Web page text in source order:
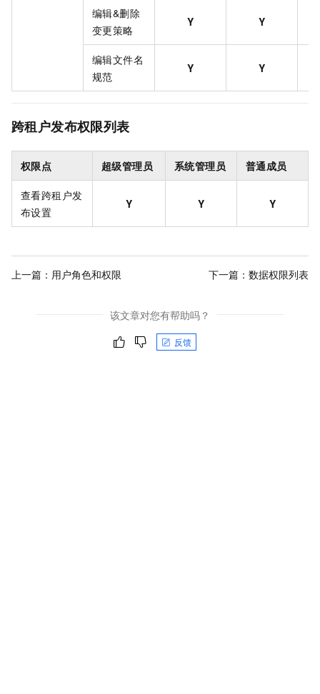
编辑&删除
变更策略
Y Y
编辑文件名
规范
Y Y
跨租户发布权限列表
权限点 超级管理员 系统管理员 普通成员
查看跨租户发
布设置
Y Y Y
上一篇： 用户角色和权限 下一篇： 数据权限列表
该文章对您有帮助吗？
反馈